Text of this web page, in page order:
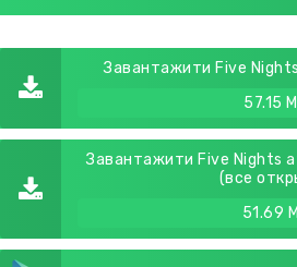
Завантажити Five
57.15
Завантажити Five Nights
(все
51.69